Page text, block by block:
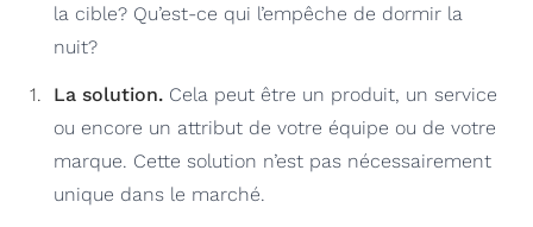
la cible? Qu’est-ce qui l’empêche de dormir la
nuit?
La solution. Cela peut être un produit, un service
ou encore un attribut de votre équipe ou de votre
marque. Cette solution n’est pas nécessairement
unique dans le marché.